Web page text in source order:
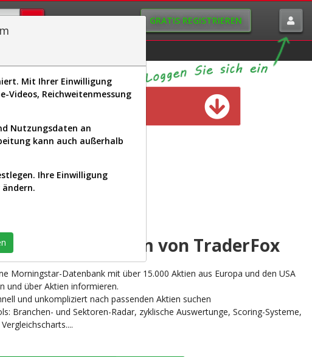
GRATIS REGISTRIEREN
verfügbar
Plattform von TraderFox
Morningstar-Datenbank mit über 15.000 Aktien aus Europa und den USA
und über Aktien informieren.
und unkompliziert nach passenden Aktien suchen
Branchen- und Sektoren-Radar, zyklische Auswertunge, Scoring-Systeme,
Mit Ihrer Einwilligung
Videos, Reichweitenmessung
Nutzungsdaten an
kann auch außerhalb
Ihre Einwilligung